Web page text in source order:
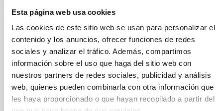
Esta página web usa cookies
Las cookies de este sitio web se usan para personalizar el
contenido y los anuncios, ofrecer funciones de redes
sociales y analizar el tráfico. Además, compartimos
información sobre el uso que haga del sitio web con
nuestros partners de redes sociales, publicidad y análisis
web, quienes pueden combinarla con otra información que
les haya proporcionado o que hayan recopilado a partir del
Un grupo de internos del Centro
Penitenciario de Tenerife conoce in situ la
labor del Observatorio del Teide
Un grupo de internos del Centro Penitenciario de
Tenerife visitó ayer las instalaciones del Observatorio
del Teide, del Instituto de Astrofísica de Canarias una